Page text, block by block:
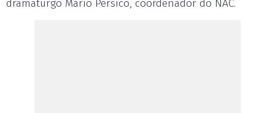
dramaturgo Mario Persico, coordenador do NAC.